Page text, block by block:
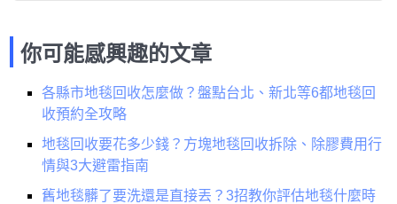
你可能感興趣的文章
各縣市地毯回收怎麼做？盤點台北、新北等6都地毯回
收預約全攻略
地毯回收要花多少錢？方塊地毯回收拆除、除膠費用行
情與3大避雷指南
舊地毯髒了要洗還是直接丟？3招教你評估地毯什麼時